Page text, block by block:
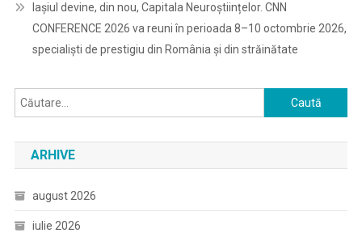
Iașiul devine, din nou, Capitala Neuroștiințelor. CNN
CONFERENCE 2026 va reuni în perioada 8–10 octombrie 2026,
specialiști de prestigiu din România și din străinătate
Caută
după:
ARHIVE
august 2026
iulie 2026